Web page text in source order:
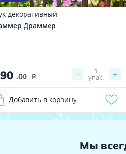
декоративный
Драммер
.00 i − +
1
упак.
Добавить в корзину
Мы